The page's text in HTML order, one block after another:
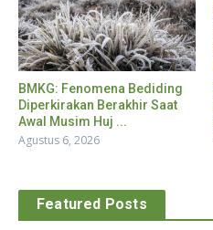
BMKG: Fenomena Bediding
Diperkirakan Berakhir Saat
Awal Musim Huj ...
Agustus 6, 2026
Featured Posts